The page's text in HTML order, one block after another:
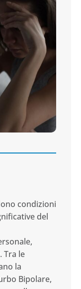
condizioni
del
Tra le
la
Bipolare,